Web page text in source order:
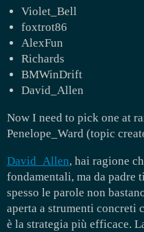
Violet_Bell
foxtrot86
AlexFun
Richards
BMWinDrift
David_Allen
Now I need to pick one at
Penelope_Ward (topic
David_Allen, hai ragione
fondamentali, ma da padre
spesso le parole non
aperta a strumenti concreti
è la strategia più efficace.